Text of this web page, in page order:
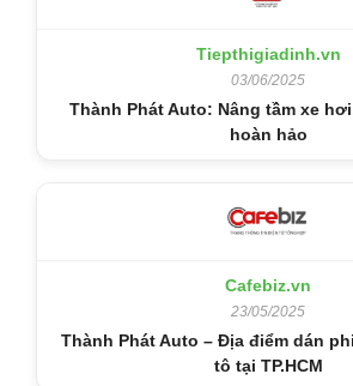
Tiepthigiadinh.vn
03/06/2025
Thành Phát Auto: Nâng tầm xe
hoàn hảo
Cafebiz.vn
23/05/2025
Thành Phát Auto – Địa điểm dán
tô tại TP.HCM